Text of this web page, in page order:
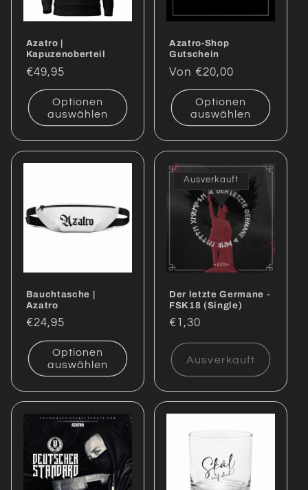
Azatro |
Kapuzenoberteil
Normaler
Preis
€49,95
Optionen
auswählen
Azatro-Shop
Gutschein
Normaler
Preis
Von €20,00
Optionen
auswählen
Bauchtasche |
Azatro
Normaler
Preis
€24,95
Optionen
auswählen
Ausverkauft
Der letzte Germane -
FSK18 (Single)
Normaler
€1,30
Ausverkauft